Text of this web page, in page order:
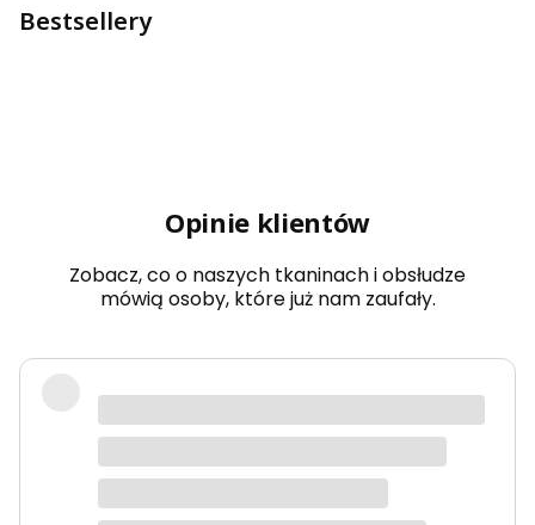
Bestsellery
Opinie klientów
Zobacz, co o naszych tkaninach i obsłudze
mówią osoby, które już nam zaufały.
Bardzo dobra jakość tkanin, kolory
dokładnie takie jak na zdjęciach.
Zamówienie przyszło szybko i było